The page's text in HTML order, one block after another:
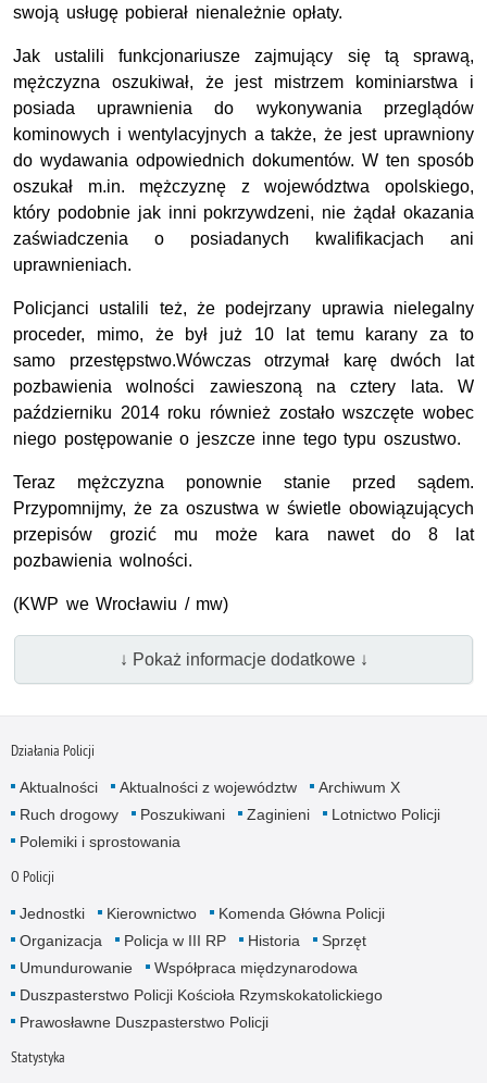
swoją usługę pobierał nienależnie opłaty.
Jak ustalili funkcjonariusze zajmujący się tą sprawą,
mężczyzna oszukiwał, że jest mistrzem kominiarstwa i
posiada uprawnienia do wykonywania przeglądów
kominowych i wentylacyjnych a także, że jest uprawniony
do wydawania odpowiednich dokumentów. W ten sposób
oszukał m.in. mężczyznę z województwa opolskiego,
który podobnie jak inni pokrzywdzeni, nie żądał okazania
zaświadczenia o posiadanych kwalifikacjach ani
uprawnieniach.
Policjanci ustalili też, że podejrzany uprawia nielegalny
proceder, mimo, że był już 10 lat temu karany za to
samo przestępstwo.Wówczas otrzymał karę dwóch lat
pozbawienia wolności zawieszoną na cztery lata. W
październiku 2014 roku również zostało wszczęte wobec
niego postępowanie o jeszcze inne tego typu oszustwo.
Teraz mężczyzna ponownie stanie przed sądem.
Przypomnijmy, że za oszustwa w świetle obowiązujących
przepisów grozić mu może kara nawet do 8 lat
pozbawienia wolności.
(KWP we Wrocławiu / mw)
↓ Pokaż informacje dodatkowe ↓
Działania Policji
Aktualności Aktualności z województw
Archiwum X
Ruch drogowy
Poszukiwani Zaginieni
Lotnictwo Policji
Polemiki i sprostowania
O Policji
Jednostki Kierownictwo
Komenda Główna Policji
Organizacja
Policja w III RP Historia
Sprzęt
Umundurowanie
Współpraca międzynarodowa
Duszpasterstwo Policji Kościoła Rzymskokatolickiego
Prawosławne Duszpasterstwo Policji
Statystyka